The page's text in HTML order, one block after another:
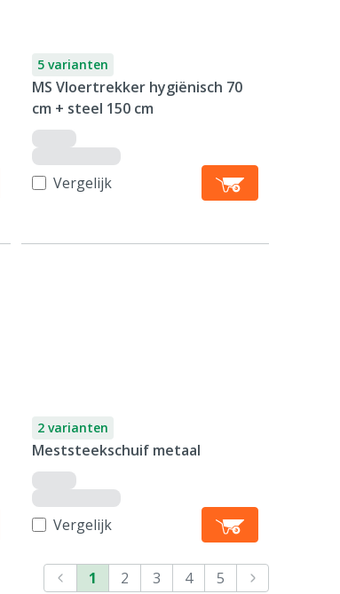
5 varianten
MS Vloertrekker hygiënisch 70
cm + steel 150 cm
Vergelijk
2 varianten
Meststeekschuif metaal
Vergelijk
1 2 3 4
5